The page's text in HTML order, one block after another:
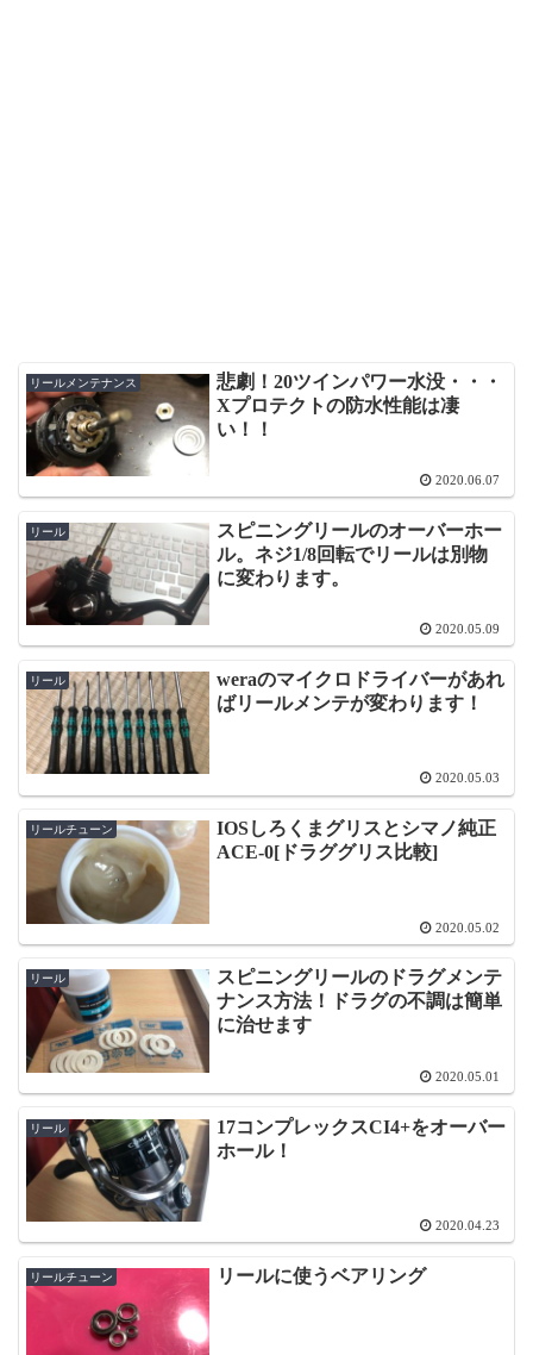
リールメンテナンス
悲劇！20ツインパワー水没・・・
Xプロテクトの防水性能は凄
い！！
2020.06.07
リール
スピニングリールのオーバーホー
ル。ネジ1/8回転でリールは別物
に変わります。
2020.05.09
リール
weraのマイクロドライバーがあれ
ばリールメンテが変わります！
2020.05.03
リールチューン
IOSしろくまグリスとシマノ純正
ACE-0[ドラググリス比較]
2020.05.02
リール
スピニングリールのドラグメンテ
ナンス方法！ドラグの不調は簡単
に治せます
2020.05.01
リール
17コンプレックスCI4+をオーバー
ホール！
2020.04.23
リールチューン リールに使うベアリング